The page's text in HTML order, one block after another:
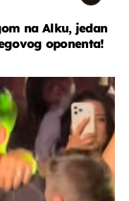
na Alku, jedan
oponenta!